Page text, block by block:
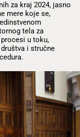
za kraj 2024, jasno
mere koje se,
tela za
u toku,
i stručne